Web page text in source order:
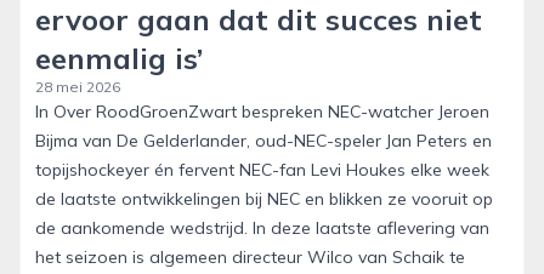
ervoor gaan dat dit succes niet
eenmalig is’
28 mei 2026
In Over RoodGroenZwart bespreken NEC-watcher Jeroen
Bijma van De Gelderlander, oud-NEC-speler Jan Peters en
topijshockeyer én fervent NEC-fan Levi Houkes elke week
de laatste ontwikkelingen bij NEC en blikken ze vooruit op
de aankomende wedstrijd. In deze laatste aflevering van
het seizoen is algemeen directeur Wilco van Schaik te